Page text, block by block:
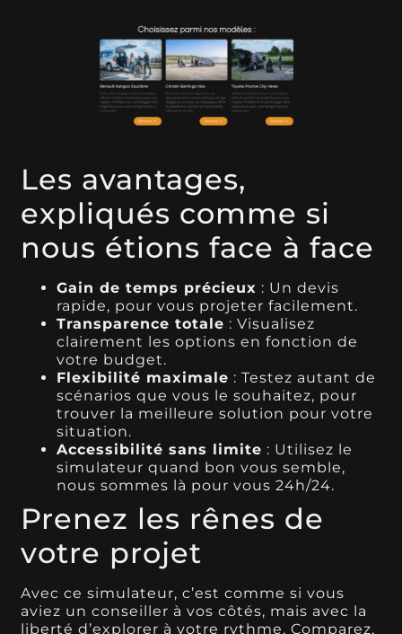
Les avantages,
expliqués comme si
nous étions face à face
Gain de temps précieux : Un devis
rapide, pour vous projeter facilement.
Transparence totale : Visualisez
clairement les options en fonction de
votre budget.
Flexibilité maximale : Testez autant de
scénarios que vous le souhaitez, pour
trouver la meilleure solution pour votre
situation.
Accessibilité sans limite : Utilisez le
simulateur quand bon vous semble,
nous sommes là pour vous 24h/24.
Prenez les rênes de
votre projet
Avec ce simulateur, c’est comme si vous
aviez un conseiller à vos côtés, mais avec la
liberté d’explorer à votre rythme. Comparez,